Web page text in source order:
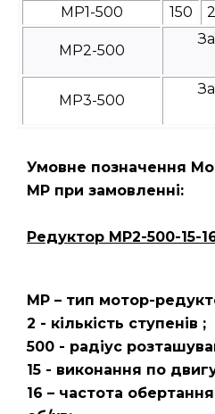
МР1-500
150
МР2-500
МР3-500
Умовне позначення
МР при замовленні:
Редуктор МР2-500-15-
МР – тип мотор-
2 - кількість ступенів ;
500 - радіус
15 - виконання по
16 – частота